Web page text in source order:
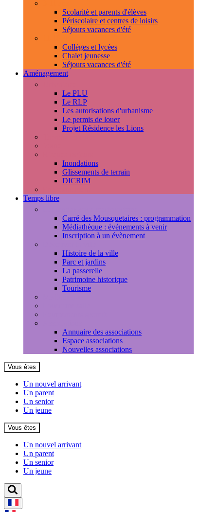
Scolarité et parents d'élèves
Périscolaire et centres de loisirs
Séjours vacances d'été
Collèges et lycées
Chalet jeunesse
Séjours vacances d'été
Aménagement
Le PLU
Le RLP
Les autorisations d'urbanisme
Le permis de louer
Projet Résidence les Lions
Inondations
Glissements de terrain
DICRIM
Temps libre
Carré des Mousquetaires : programmation
Médiathèque : événements à venir
Inscription à un évènement
Histoire de la ville
Parc et jardins
La passerelle
Patrimoine historique
Tourisme
Annuaire des associations
Espace associations
Nouvelles associations
Vous êtes
Un nouvel arrivant
Un parent
Un senior
Un jeune
Vous êtes
Un nouvel arrivant
Un parent
Un senior
Un jeune